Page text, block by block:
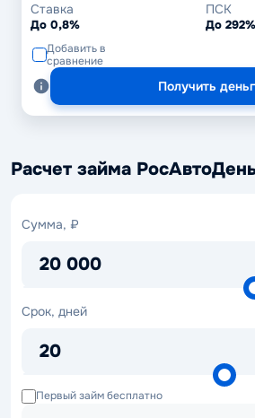
Ставка
До 0,8%
ПСК
До 292%
Добавить в
сравнение
Получить
Расчет займа
Сумма, ₽
20 000
Сумма,
Срок, дней
20
Срок,
Первый займ бесплатно